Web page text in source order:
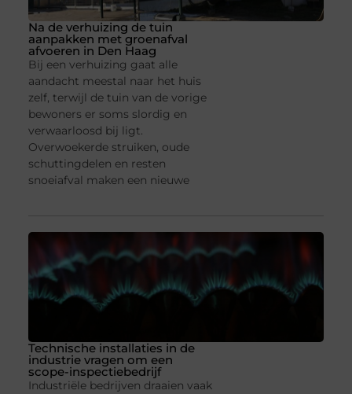
Na de verhuizing de tuin
aanpakken met groenafval
afvoeren in Den Haag
Bij een verhuizing gaat alle
aandacht meestal naar het huis
zelf, terwijl de tuin van de vorige
bewoners er soms slordig en
verwaarloosd bij ligt.
Overwoekerde struiken, oude
schuttingdelen en resten
snoeiafval maken een nieuwe
Technische installaties in de
industrie vragen om een
scope-inspectiebedrijf
Industriële bedrijven draaien vaak